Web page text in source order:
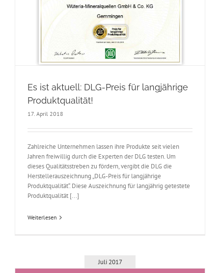
Es ist aktuell: DLG-Preis für langjährige
Produktqualität!
17. April 2018
Zahlreiche Unternehmen lassen ihre Produkte seit vielen
Jahren freiwillig durch die Experten der DLG testen. Um
dieses Qualitätsstreben zu fördern, vergibt die DLG die
Herstellerauszeichnung „DLG-Preis für langjährige
Produktqualität“. Diese Auszeichnung für langjährig getestete
Produktqualität [...]
Weiterlesen
Juli 2017